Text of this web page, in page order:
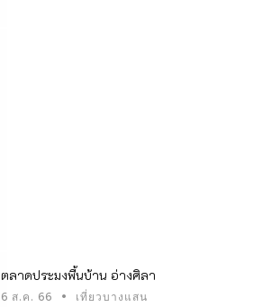
ตลาดประมงพื้นบ้าน อ่างศิลา
6 ส.ค. 66 เที่ยวบางแสน